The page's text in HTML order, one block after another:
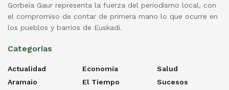
Gorbeia Gaur representa la fuerza del periodismo local, con
el compromiso de contar de primera mano lo que ocurre en
los pueblos y barrios de Euskadi.
Categorías
Actualidad
Aramaio
Economía
El Tiempo
Salud
Sucesos